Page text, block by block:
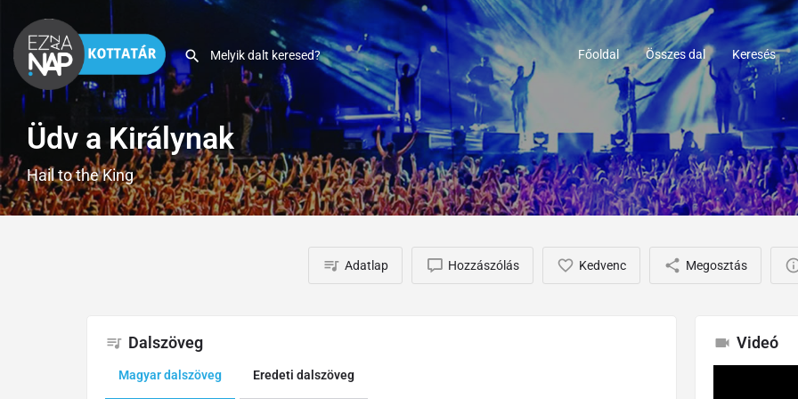
Főoldal Összes dal Keresés
Üdv a Királynak
Hail to the King
Adatlap Hozzászólás Kedvenc Megosztás
Dalszöveg
Magyar dalszöveg Eredeti dalszöveg
Videó